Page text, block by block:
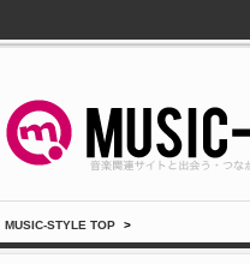
MUSIC-STYLE TOP >